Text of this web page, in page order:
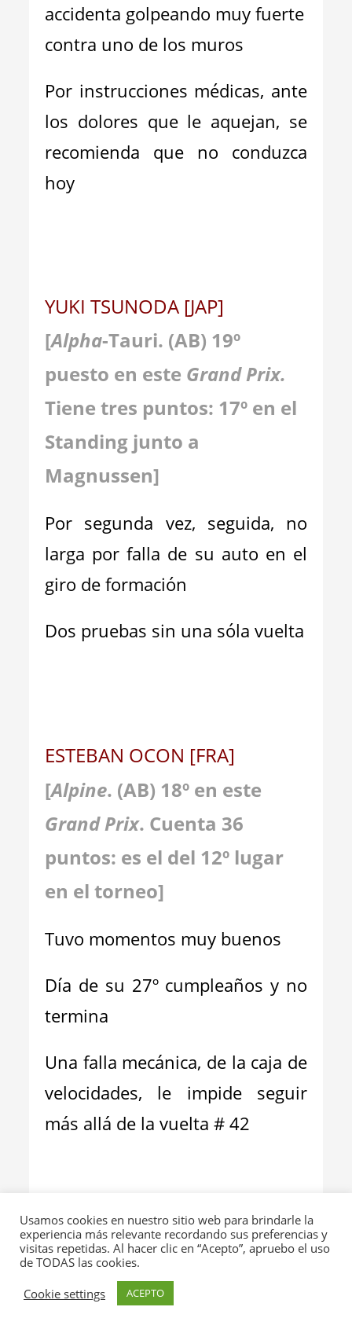
accidenta golpeando muy fuerte
contra uno de los muros
Por instrucciones médicas, ante
los dolores que le aquejan, se
recomienda que no conduzca
hoy
YUKI TSUNODA [JAP]
[Alpha-Tauri. (AB) 19º
puesto en este Grand Prix.
Tiene tres puntos: 17º en el
Standing junto a
Magnussen]
Por segunda vez, seguida, no
larga por falla de su auto en el
giro de formación
Dos pruebas sin una sóla vuelta
ESTEBAN OCON [FRA]
[Alpine. (AB) 18º en este
Grand Prix. Cuenta 36
puntos: es el del 12º lugar
en el torneo]
Tuvo momentos muy buenos
Día de su 27º cumpleaños y no
termina
Una falla mecánica, de la caja de
velocidades, le impide seguir
más allá de la vuelta # 42
VALTTERI BOTTAS [FIN]
[
Alfa Romeo. (AB) 17º en
Usamos cookies en nuestro sitio web para brindarle la
experiencia más relevante recordando sus preferencias y
visitas repetidas. Al hacer clic en “Acepto”, apruebo el uso
de TODAS las cookies.
Cookie settings
ACEPTO